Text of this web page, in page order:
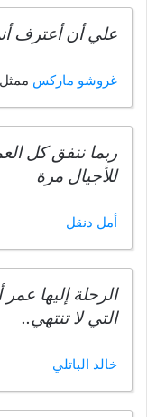
علي أن أعترف
غروشو ماركس
ربما ننفق كل
للأجيال مرة
أمل دنقل
الرحلة إليها
التي لا تنتهي..
خالد الباتلي